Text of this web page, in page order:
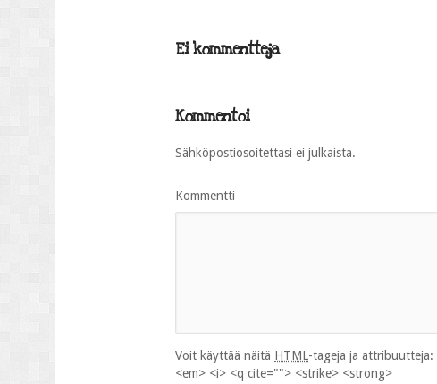
Ei kommentteja
Kommentoi
Sähköpostiosoitettasi ei julkaista.
Kommentti
Voit käyttää näitä HTML-tageja ja attribuutteja:
<em> <i> <q cite=""> <strike> <strong>